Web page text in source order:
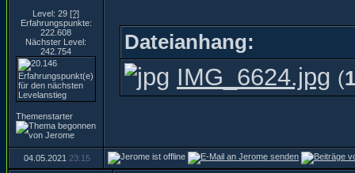
Level: 29 [?]
Erfahrungspunkte:
222.608
Nächster Level:
242.754
Themenstarter
Dateianhang:
IMG_6624.jpg (
04.05.2021 23:15